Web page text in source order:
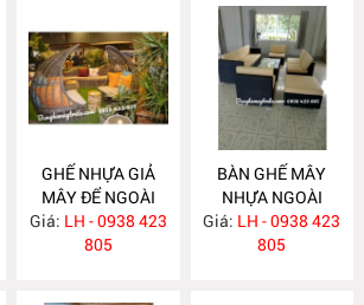
GHẾ NHỰA GIẢ
MÂY ĐỂ NGOÀI
TRỜI NH258
Giá: LH - 0938 423
805
BÀN GHẾ MÂY
NHỰA NGOÀI
TRỜI NH257
Giá: LH - 0938 423
805